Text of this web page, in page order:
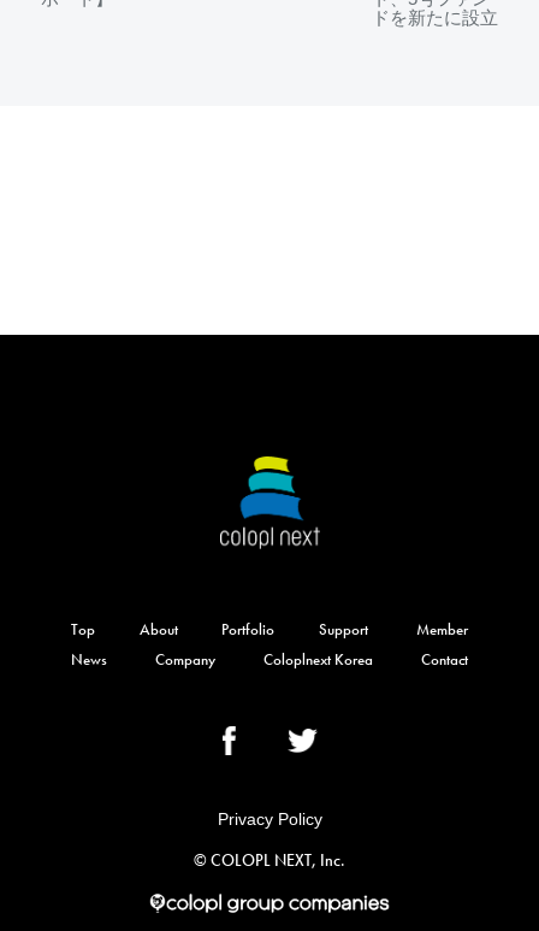
ドを新たに設立
Top About Portfolio Support
Member
News
Company Coloplnext Korea Contact
Privacy Policy
©︎ COLOPL NEXT, Inc.